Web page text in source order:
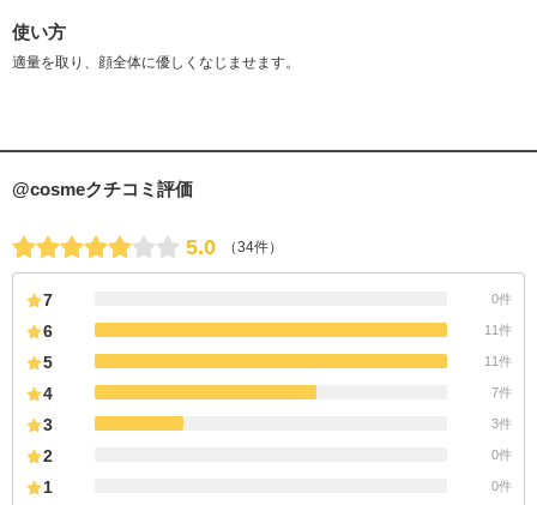
使い方
適量を取り、顔全体に優しくなじませます。
@cosmeクチコミ評価
5.0 （34件）
7 0件
6 11件
5 11件
4 7件
3 3件
2 0件
1 0件